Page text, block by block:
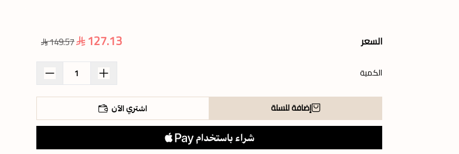
السعر 127.13
149.57
الكمية
إضافة للسلة اشتري الآن